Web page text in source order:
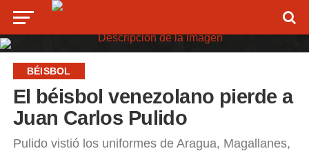
BÉISBOL
El béisbol venezolano pierde a
Juan Carlos Pulido
Pulido vistió los uniformes de Aragua, Magallanes,